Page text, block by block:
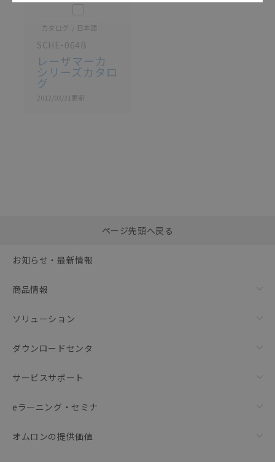
カタログ 日本語
SCHE-064B
レーザマーカ
シリーズカタロ
グ
2012/03/31更新
括ダウンロード
ページ先頭へ戻る
お知らせ・最新情報
商品情報
ソリューション
ダウンロードセンタ
サービスサポート
eラーニング・セミナ
オムロンの提供価値